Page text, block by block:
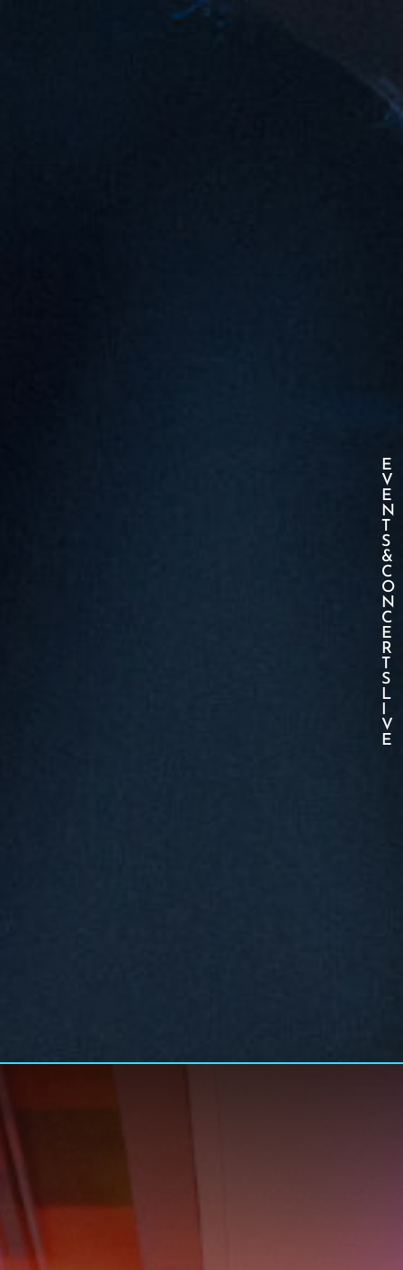
E
V
E
N
S
&
C
O
N
C
E
R
S
L
V
E